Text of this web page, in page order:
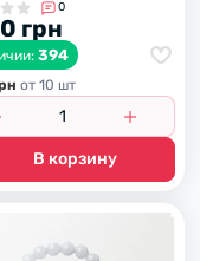
0
грн
394
от 10 шт
В корзину